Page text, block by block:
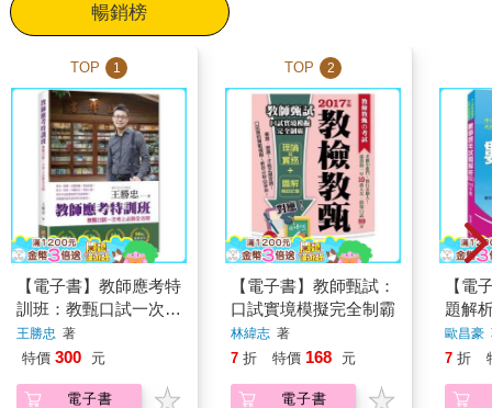
暢銷榜
TOP 1
【電子書】教師應考特
訓班：教甄口試一次考
上必勝全攻略
王勝忠 著
特價 300 元
電子書
TOP 2
【電子書】教師甄試：
口試實境模擬完全制霸
林緯志 著
7 折 特價 168 元
電子書
【電
題解
歐昌豪
7 折